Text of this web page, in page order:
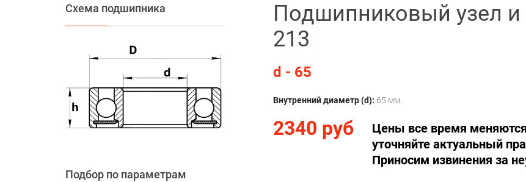
Подшипниковый узел и
213
d - 65
Внутренний диаметр (d): 65 мм.
2340 руб
Цены все время
уточняйте актуальный
Приносим извинения за
Схема подшипника
Подбор по параметрам